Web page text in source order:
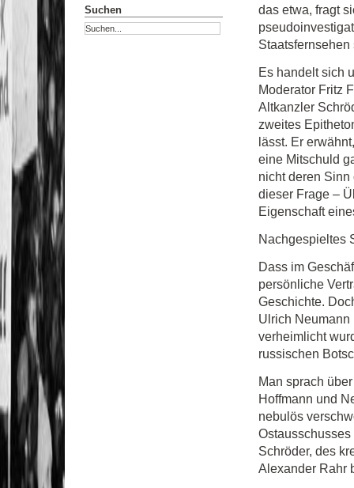
das etwa, fragt
Es handelt sich
Moderator Fritz
Altkanzler
zweites
lässt. Er
eine Mitschuld
nicht deren
dieser Frage –
Eigenschaft
Nachgespieltes
Dass im
persönliche
Geschichte.
Ulrich
verheimlicht
russischen
Man sprach
Hoffmann und
nebulös
Schröder, des
Alexander Rahr
Suchen